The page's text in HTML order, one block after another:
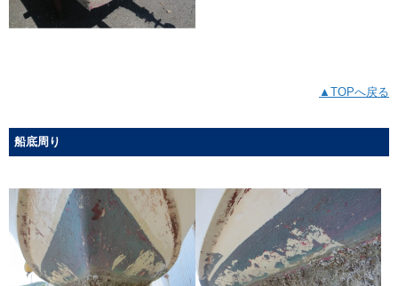
▲TOPへ戻る
船底周り